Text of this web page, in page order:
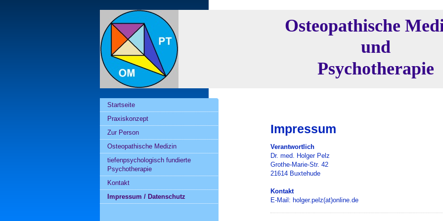
Osteopathische
und
Psychotherapie
Impressum
Verantwortlich
Dr. med. Holger Pelz
Grothe-Marie-Str. 42
21614 Buxtehude
Kontakt
E-Mail: holger.pelz(at)online.de
Startseite
Praxiskonzept
Zur Person
Osteopathische Medizin
tiefenpsychologisch fundierte
Psychotherapie
Kontakt
Impressum / Datenschutz